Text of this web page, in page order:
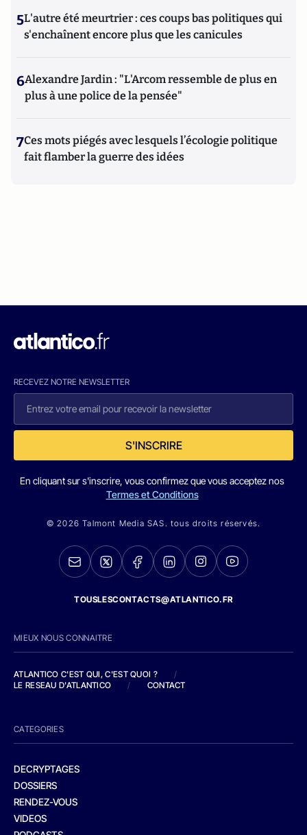
5L'autre été meurtrier : ces coups bas politiques qui
s'enchaînent encore plus que les canicules
6Alexandre Jardin : "L'Arcom ressemble de plus en
plus à une police de la pensée"
7Ces mots piégés avec lesquels l’écologie politique
fait flamber la guerre des idées
RECEVEZ NOTRE NEWSLETTER
S'INSCRIRE
En cliquant sur s'inscrire, vous confirmez que vous acceptez nos
Termes et Conditions
© 2026 Talmont Media SAS. tous droits réservés.
TOUSLESCONTACTS@ATLANTICO.FR
MIEUX NOUS CONNAITRE
ATLANTICO C'EST QUI, C'EST QUOI ?
/
LE RESEAU D'ATLANTICO
/ CONTACT
CATEGORIES
DECRYPTAGES
DOSSIERS
RENDEZ-VOUS
VIDEOS